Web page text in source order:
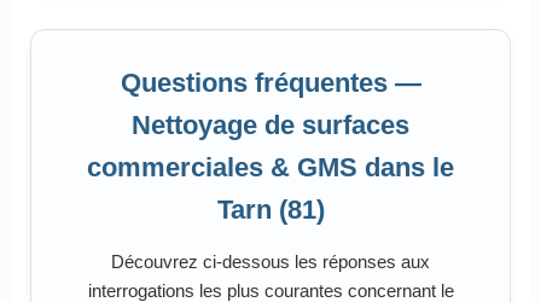
Questions fréquentes —
Nettoyage de surfaces
commerciales & GMS dans le
Tarn (81)
Découvrez ci-dessous les réponses aux
interrogations les plus courantes concernant le